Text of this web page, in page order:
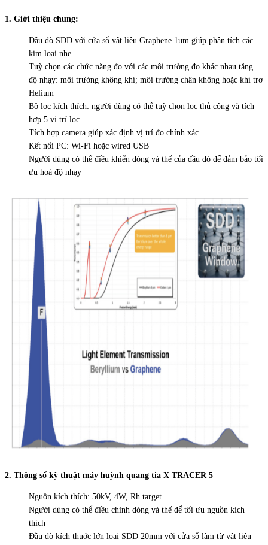
1. Giới thiệu chung:
Đầu dò SDD với cửa sổ vật liệu Graphene 1um giúp phân tích các
kim loại nhẹ
Tuỳ chọn các chức năng đo với các môi trường đo khác nhau tăng
độ nhạy: môi trường không khí; môi trường chân không hoặc khí trơ
Helium
Bộ lọc kích thích: người dùng có thể tuỳ chọn lọc thủ công và tích
hợp 5 vị trí lọc
Tích hợp camera giúp xác định vị trí đo chính xác
Kết nối PC: Wi-Fi hoặc wired USB
Người dùng có thể điều khiển dòng và thế của đầu dò để đảm bảo tối
ưu hoá độ nhạy
2. Thông số kỹ thuật máy huỳnh quang tia X TRACER 5
Nguồn kích thích: 50kV, 4W, Rh target
Người dùng có thể điều chình dòng và thế để tối ưu nguồn kích
thích
Đầu dò kích thuớc lớn loại SDD 20mm với cửa sổ làm từ vật liệu